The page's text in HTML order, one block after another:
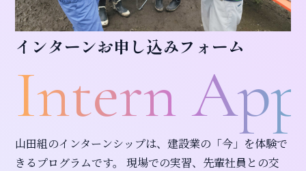
インターンお申し込みフォーム
山田組のインターンシップは、建設業の「今」を体験で
きるプログラムです。 現場での実習、先輩社員との交